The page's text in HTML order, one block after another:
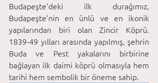
Budapeşte'deki ilk durağımız,
Budapeşte’nin en ünlü ve en ikonik
yapılarından biri olan Zincir Köprü.
1839-49 yılları arasında yapılmış, şehrin
Buda ve Pest yakalarını birbirine
bağlayan ilk daimi köprü olmasıyla hem
tarihi hem sembolik bir öneme sahip.